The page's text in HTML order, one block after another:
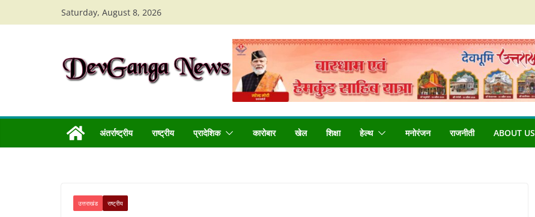
to
Saturday, August 8, 2026
अंतर्राष्ट्रीय राष्ट्रीय प्रादेशिक कारोबार खेल शिक्षा हेल्थ मनोरंजन राजनीती ABOUT US
उत्तराखंड राष्ट्रीय